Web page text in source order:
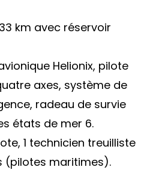
km avec réservoir
Helionix, pilote
axes, système de
radeau de survie
états de mer 6.
1 technicien treuilliste
(pilotes maritimes).